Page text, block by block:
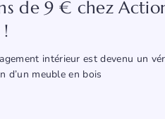
de 9 € chez
intérieur est devenu un
d’un meuble en bois